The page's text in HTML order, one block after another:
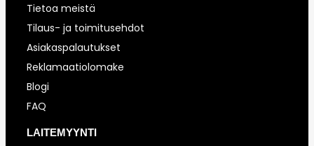
Tietoa meistä
Tilaus- ja toimitusehdot
Asiakaspalautukset
Reklamaatiolomake
Blogi
FAQ
LAITEMYYNTI